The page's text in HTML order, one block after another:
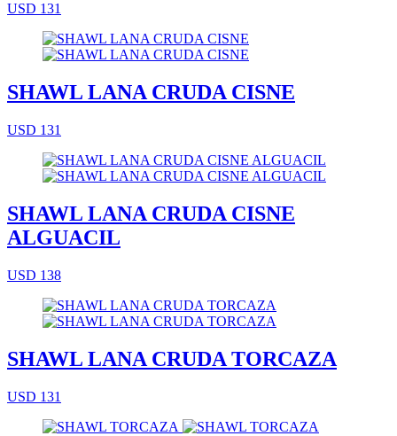
USD 131
SHAWL LANA CRUDA CISNE
USD 131
SHAWL LANA CRUDA CISNE
ALGUACIL
USD 138
SHAWL LANA CRUDA TORCAZA
USD 131